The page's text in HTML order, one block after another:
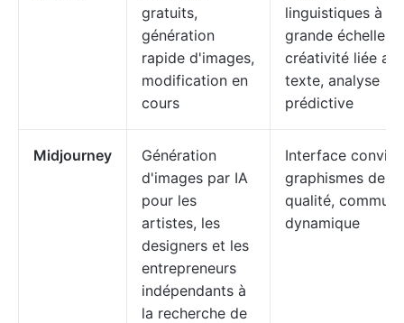
gratuits,
génération
rapide d'images,
modification en
cours
linguistiques à
grande échelle,
créativité liée au
texte, analyse
prédictive
Midjourney
Génération
d'images par IA
pour les
artistes, les
designers et les
entrepreneurs
indépendants à
la recherche de
Interface
graphismes de
qualité,
dynamique